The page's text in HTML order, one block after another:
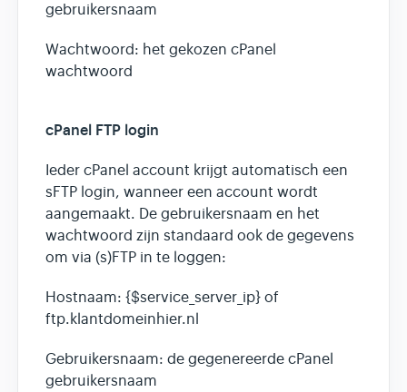
gebruikersnaam
Wachtwoord: het gekozen cPanel
wachtwoord
cPanel FTP login
Ieder cPanel account krijgt automatisch een
sFTP login, wanneer een account wordt
aangemaakt. De gebruikersnaam en het
wachtwoord zijn standaard ook de gegevens
om via (s)FTP in te loggen:
Hostnaam: {$service_server_ip} of
ftp.klantdomeinhier.nl
Gebruikersnaam: de gegenereerde cPanel
gebruikersnaam